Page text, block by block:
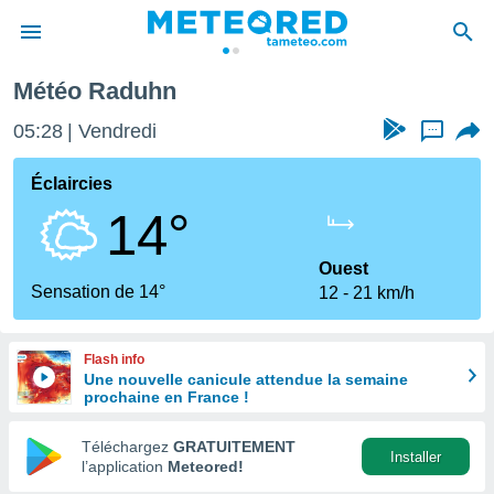
de
en
Météo Raduhn
05:28 Vendredi ...
Éclaircies
14°
Sensation de 14°
Ouest
12
21 km/h
Flash info
Une nouvelle canicule attendue la semaine
prochaine en France !
Téléchargez GRATUITEMENT
l’application Meteored!
Installer